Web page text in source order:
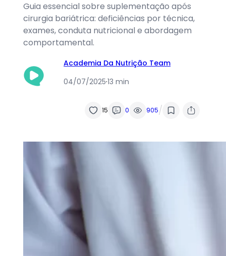
Guia essencial sobre suplementação após
cirurgia bariátrica: deficiências por técnica,
exames, conduta nutricional e abordagem
comportamental.
Academia Da Nutrição Team
04/07/2025·13 min
15 0 905/